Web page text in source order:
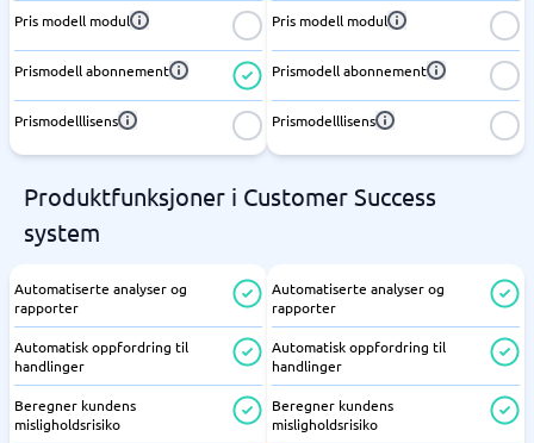
Pris modell modul
Prismodell abonnement
Prismodelllisens
Pris modell modul
Prismodell abonnement
Prismodelllisens
Produktfunksjoner i Customer Success
system
Automatiserte analyser og
rapporter
Automatisk oppfordring til
handlinger
Beregner kundens
misligholdsrisiko
Automatiserte analyser og
rapporter
Automatisk oppfordring til
handlinger
Beregner kundens
misligholdsrisiko